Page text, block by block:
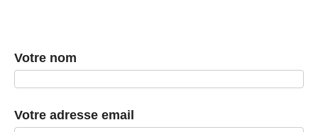
Votre nom
Votre adresse email